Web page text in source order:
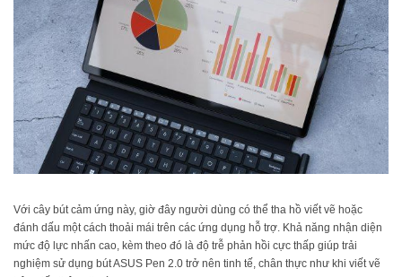
Với cây bút cảm ứng này, giờ đây người dùng có thể tha hồ viết vẽ hoặc
đánh dấu một cách thoải mái trên các ứng dụng hỗ trợ. Khả năng nhận diện
mức độ lực nhấn cao, kèm theo đó là độ trễ phản hồi cực thấp giúp trải
nghiệm sử dụng bút ASUS Pen 2.0 trở nên tinh tế, chân thực như khi viết vẽ